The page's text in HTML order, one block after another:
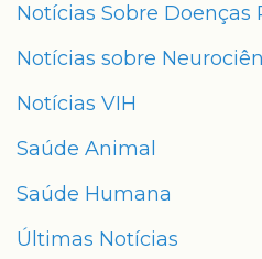
Notícias Sobre Doenças
Notícias sobre
Notícias VIH
Saúde Animal
Saúde Humana
Últimas Notícias